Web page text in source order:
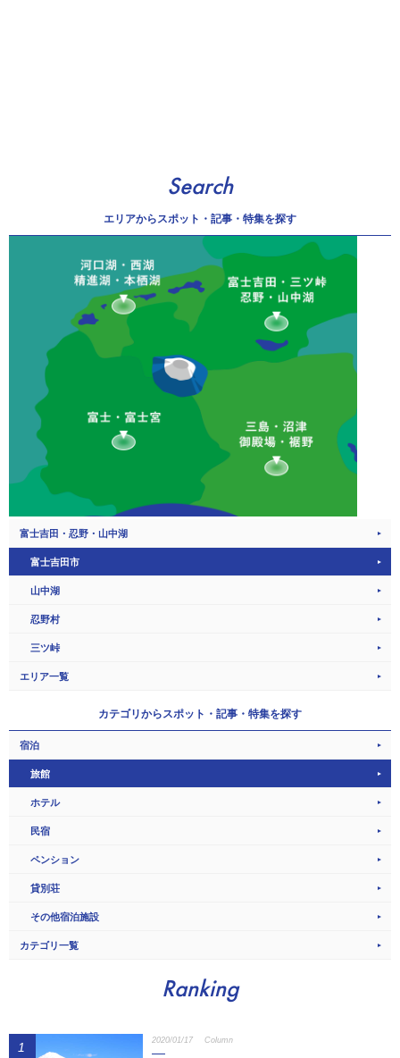
Search
エリアからスポット・記事・特集を探す
富士吉田・忍野・山中湖
富士吉田市
山中湖
忍野村
三ツ峠
エリア一覧
カテゴリからスポット・記事・特集を探す
宿泊
旅館
ホテル
民宿
ペンション
貸別荘
その他宿泊施設
カテゴリ一覧
Ranking
1 2020/01/17 Column